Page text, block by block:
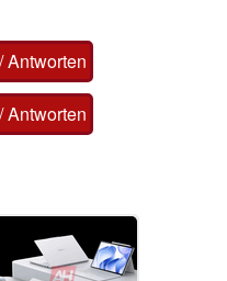
Antworten
Antworten